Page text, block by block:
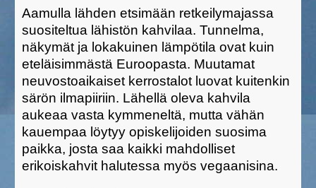
Aamulla lähden etsimään retkeilymajassa
suositeltua lähistön kahvilaa. Tunnelma,
näkymät ja lokakuinen lämpötila ovat kuin
eteläisimmästä Euroopasta. Muutamat
neuvostoaikaiset kerrostalot luovat kuitenkin
särön ilmapiiriin. Lähellä oleva kahvila
aukeaa vasta kymmeneltä, mutta vähän
kauempaa löytyy opiskelijoiden suosima
paikka, josta saa kaikki mahdolliset
erikoiskahvit halutessa myös vegaanisina.